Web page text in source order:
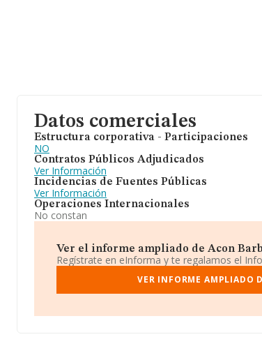
Datos comerciales
Estructura corporativa - Participaciones
NO
Contratos Públicos Adjudicados
Ver Información
Incidencias de Fuentes Públicas
Ver Información
Operaciones Internacionales
No constan
Ver el informe ampliado de Acon
Regístrate en eInforma y te regalamos el
VER INFORME AMPLIADO